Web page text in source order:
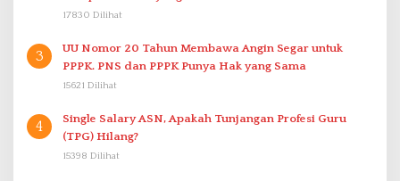
17830 Dilihat
3
UU Nomor 20 Tahun Membawa Angin Segar untuk
PPPK. PNS dan PPPK Punya Hak yang Sama
15621 Dilihat
4
Single Salary ASN, Apakah Tunjangan Profesi Guru
(TPG) Hilang?
15398 Dilihat